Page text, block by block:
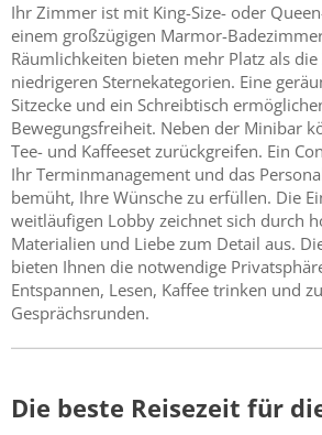
Ihr Zimmer ist mit King-Size- oder
einem großzügigen Marmor-
Räumlichkeiten bieten mehr Platz als
niedrigeren Sternekategorien. Eine
Sitzecke und ein Schreibtisch
Bewegungsfreiheit. Neben der Minibar
Tee- und Kaffeeset zurückgreifen. Ein
Ihr Terminmanagement und das
bemüht, Ihre Wünsche zu erfüllen. Die
weitläufigen Lobby zeichnet sich durch
Materialien und Liebe zum Detail aus.
bieten Ihnen die notwendige
Entspannen, Lesen, Kaffee trinken und
Gesprächsrunden.
Die beste Reisezeit für